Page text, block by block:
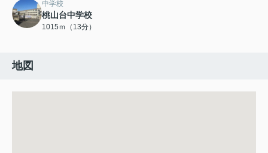
中学校
桃山台中学校
1015ｍ（13分）
地図